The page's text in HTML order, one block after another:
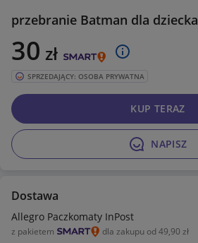
przebranie Batman dla dziecka
30 zł
SPRZEDAJĄCY: OSOBA PRYWATNA
NAPISZ
KUP TERAZ
Dostawa
Allegro Paczkomaty InPost
z pakietem dla zakupu od 49,90 zł